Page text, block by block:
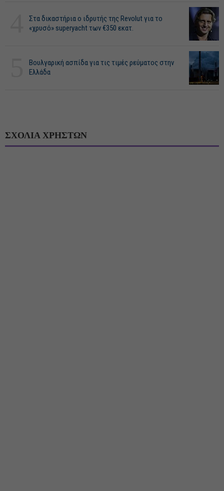
Στα δικαστήρια ο ιδρυτής της Revolut για το
«χρυσό» superyacht των €350 εκατ.
Βουλγαρική ασπίδα για τις τιμές ρεύματος στην
Ελλάδα
ΣΧΟΛΙΑ ΧΡΗΣΤΩΝ